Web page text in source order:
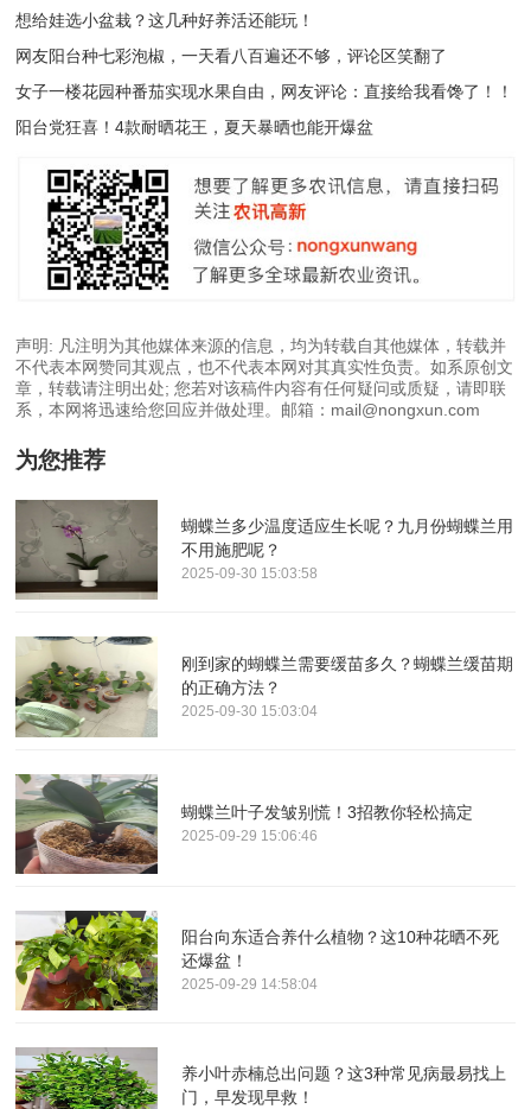
想给娃选小盆栽？这几种好养活还能玩！
网友阳台种七彩泡椒，一天看八百遍还不够，评论区笑翻了
女子一楼花园种番茄实现水果自由，网友评论：直接给我看馋了！！
阳台党狂喜！4款耐晒花王，夏天暴晒也能开爆盆
声明: 凡注明为其他媒体来源的信息，均为转载自其他媒体，转载并
不代表本网赞同其观点，也不代表本网对其真实性负责。如系原创文
章，转载请注明出处; 您若对该稿件内容有任何疑问或质疑，请即联
系，本网将迅速给您回应并做处理。邮箱：mail@nongxun.com
为您推荐
蝴蝶兰多少温度适应生长呢？九月份蝴蝶兰用
不用施肥呢？
2025-09-30 15:03:58
刚到家的蝴蝶兰需要缓苗多久？蝴蝶兰缓苗期
的正确方法？
2025-09-30 15:03:04
蝴蝶兰叶子发皱别慌！3招教你轻松搞定
2025-09-29 15:06:46
阳台向东适合养什么植物？这10种花晒不死
还爆盆！
2025-09-29 14:58:04
养小叶赤楠总出问题？这3种常见病最易找上
门，早发现早救！